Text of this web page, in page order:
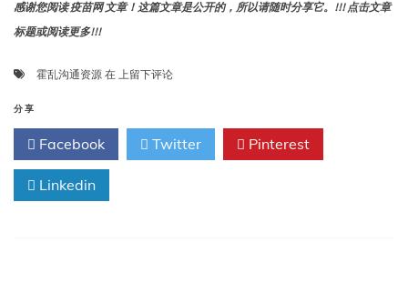
感谢您阅读 疫苗网 文章！这篇文章是公开的，所以请随时分享它。!!! 点击文章
标题或阅读更多!!!
霍乱沟通资源 在 霍
通
源
上留下评论
分享
Facebook Twitter Pinterest
Linkedin